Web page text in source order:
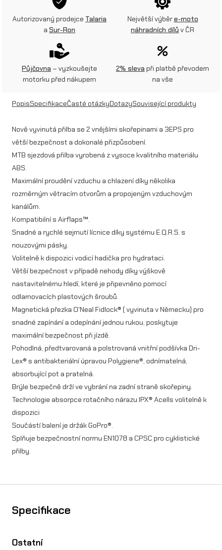
p
l
b
a
m
n
ž
s
v
í
Autorizovaný prodejce Talaria
a Sur-Ron
Největší výběre-moto
náhradních dílů v ČR
Půjčovna – vyzkoušejte
motorku před nákupem
2% sleva při platbě převodem
na vše
PopisSpecifikaceČasté otázkyDotazySouvisející produkty
Nově vyvinutá přilba se 2 vnějšími skořepinami a 3EPS pro
větší bezpečnost a dokonalé přizpůsobení.
MTB sjezdová přilba vyrobená z vysoce kvalitního materiálu
ABS.
Maximální proudění vzduchu a chlazení díky několika
rozměrným větracím otvorům a propojeným vzduchovým
kanálům.
Kompatibilní s Airflaps™.
Snadné a rychlé sejmutí lícnice díky systému E.Q.R.S. s
nouzovými pásky.
Volitelně k dispozici vodicí hadička pro hydrataci.
Větší bezpečnost v případě nehody díky výškově
nastavitelnému hledí, které je připevněno pomocí
odlamovacích plastových šroubů.
Magnetická přezka O'Neal Fidlock® ( vyvinuta v Německu) pro
snadné zapínání a odepínání jednou rukou, poskytuje
maximální bezpečnost při jízdě.
Pohodlná, předtvarovaná a polstrovaná vnitřní podšívka Dri-
Lex® s antibakteriální úpravou Polygiene®, odnímatelná,
absorbující pot a pratelná.
Brýle bezpečně drží ve vybrání na zadní straně skořepiny.
Technologie absorpce rotačního nárazu IPX® Acells volitelně k
dispozici
Součástí balení je držák GoPro®.
Splňuje bezpečnostní normu EN1078 a CPSC pro cyklistické
přilby.
Specifikace
Ostatní